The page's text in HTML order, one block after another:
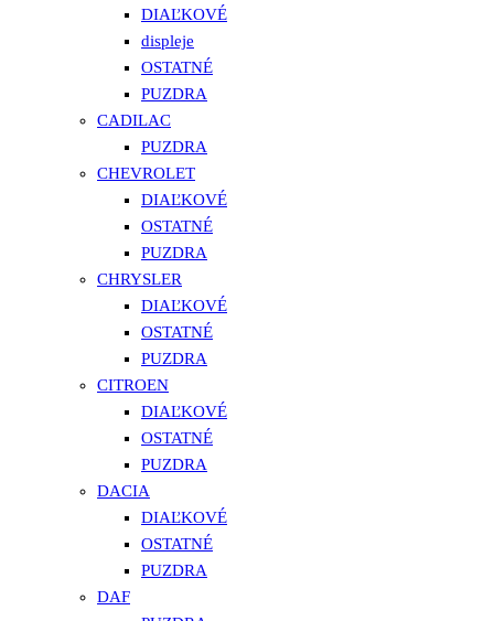
DIAĽKOVÉ
displeje
OSTATNÉ
PUZDRA
CADILAC
PUZDRA
CHEVROLET
DIAĽKOVÉ
OSTATNÉ
PUZDRA
CHRYSLER
DIAĽKOVÉ
OSTATNÉ
PUZDRA
CITROEN
DIAĽKOVÉ
OSTATNÉ
PUZDRA
DACIA
DIAĽKOVÉ
OSTATNÉ
PUZDRA
DAF